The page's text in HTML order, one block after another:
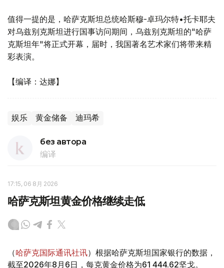
值得一提的是，哈萨克斯坦总统哈斯穆-卓玛尔特•托卡耶夫
对乌兹别克斯坦进行国事访问期间，乌兹别克斯坦的"哈萨
克斯坦年"将正式开幕，届时，我国著名艺术家们将带来精
彩表演。
【编译：达娜】
娱乐 黄金储备 迪玛希
без автора
编译
17:15, 06 8月 2026
哈萨克斯坦黄金价格继续走低
（哈萨克国际通讯社讯）根据哈萨克斯坦国家银行的数据，
截至2026年8月6日，每克黄金价格为61 444.62坚戈。